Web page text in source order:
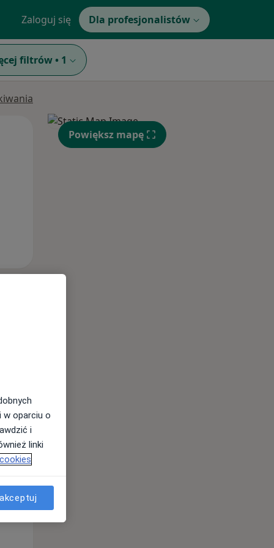
Zaloguj się Dla profesjonalistów
filtrów • 1
Śr, Czw,
Wt,
Powiększ mapę
w oparciu o
i
linki